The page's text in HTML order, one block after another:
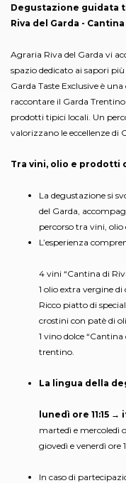
Degustazione guidata
Riva del Garda -
Agraria Riva del Garda vi
spazio dedicato ai sapori
Garda Taste Exclusive è
raccontare il Garda
prodotti tipici locali. Un
valorizzano le eccellenze di
Tra vini, olio e prodotti
La degustazione si
del Garda,
percorso tra vini, olio
L’esperienza
4 vini “Cantina di
1 olio extra vergine di
Ricco piatto di
crostini con patè di
1 vino dolce
trentino.
La lingua della
lunedì ore 11:15 →
martedì e mercoledì
giovedì e venerdì ore
In caso di